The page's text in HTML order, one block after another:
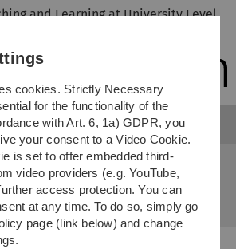
Skip
Skip
Skip
Skip
and Learning at University Level
Learning at University
Nachrichten
cookies. Strictly Necessary
for the functionality of the
with Art. 6, 1a) GDPR, you
your consent to a Video Cookie.
is set to offer embedded third-
video providers (e.g. YouTube,
access protection. You can
at any time. To do so, simply go
page (link below) and change